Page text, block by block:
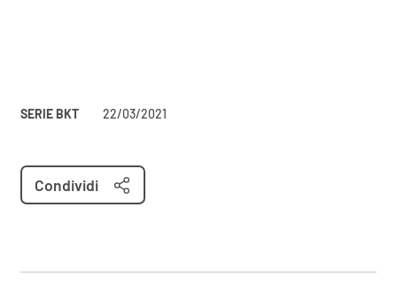
SERIE BKT 22/03/2021
Condividi